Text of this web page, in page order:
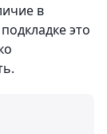
в
это